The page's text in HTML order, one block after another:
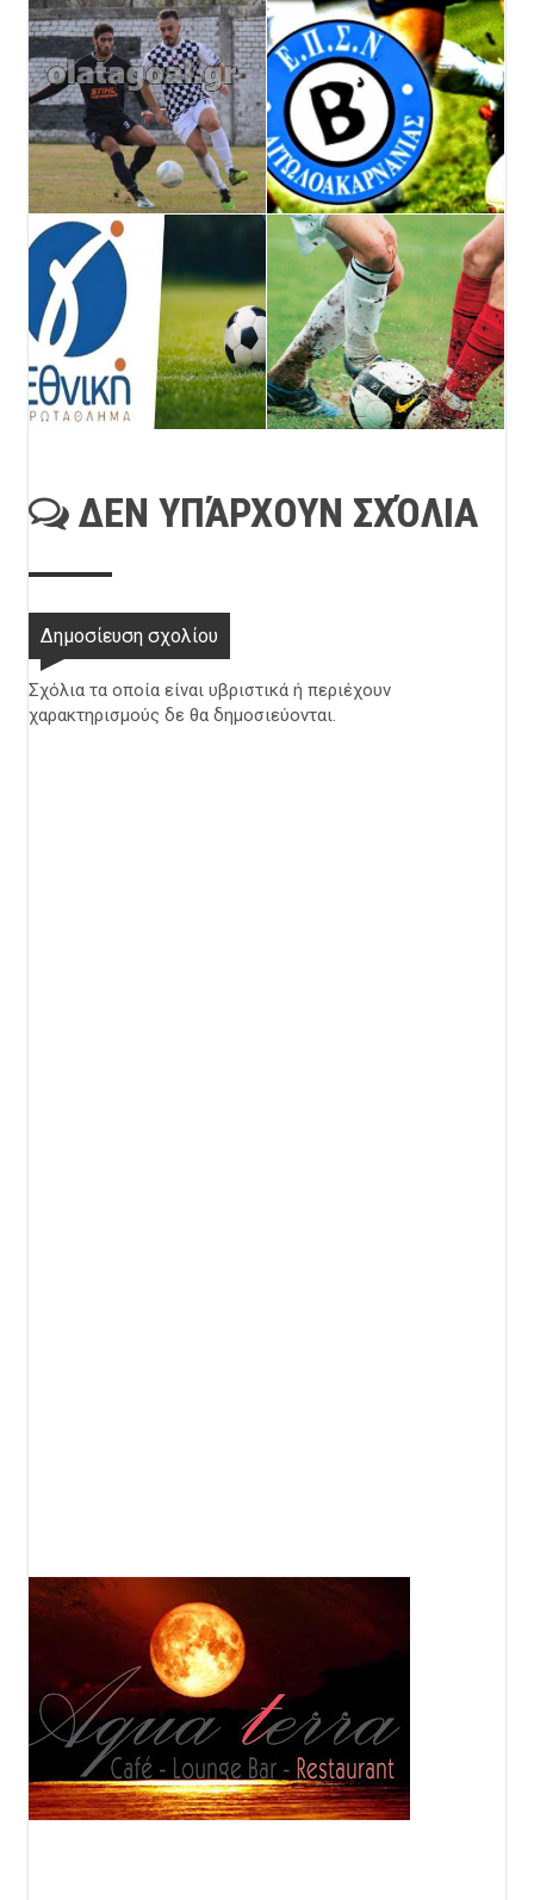
ΔΕΝ ΥΠΆΡΧΟΥΝ ΣΧΌΛΙΑ
Δημοσίευση σχολίου
Σχόλια τα οποία είναι υβριστικά ή περιέχουν
χαρακτηρισμούς δε θα δημοσιεύονται.